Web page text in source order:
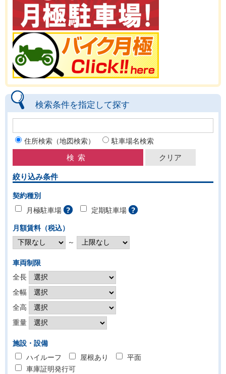
検索条件を指定して探す
住所検索（地図検索） 駐車場名検索
絞り込み条件
契約種別
月極駐車場
定期駐車場
月額賃料（税込）
～
車両制限
全長
全幅
全高
重量
施設・設備
ハイルーフ
屋根あり
平面
車庫証明発行可